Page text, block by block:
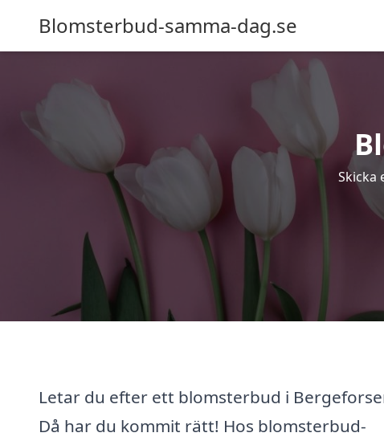
Blomsterbud-samma-dag.se
Skicka
Letar du efter ett blomsterbud i
Då har du kommit rätt! Hos blomsterbud-